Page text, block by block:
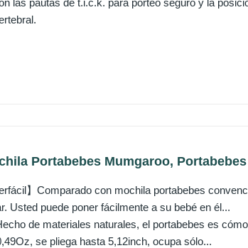
Portabebes Mumgaroo,
】Comparado con mochila portabebes
Usted puede poner fácilmente a su bebé en él...
de materiales naturales, el portabebes es
se pliega hasta 5,12inch, ocupa sólo...